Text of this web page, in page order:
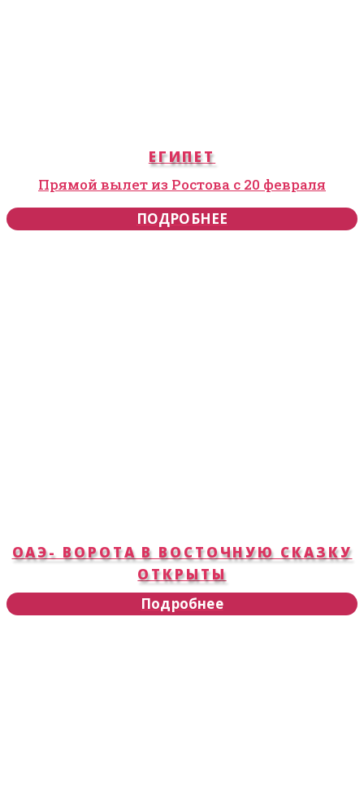
ЕГИПЕТ
Прямой вылет из Ростова с 20 февраля
ПОДРОБНЕЕ
ОАЭ- ВОРОТА В ВОСТОЧНУЮ СКАЗКУ
ОТКРЫТЫ
Подробнее